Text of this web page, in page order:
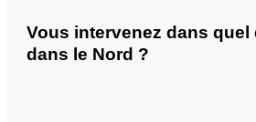
Vous intervenez dans quel
dans le Nord ?